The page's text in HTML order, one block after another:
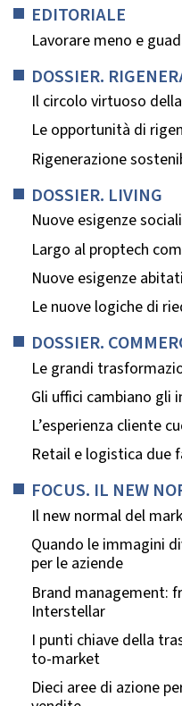
EDITORIALE
Lavorare meno e
DOSSIER.
Il circolo virtuoso
Le opportunità di
Rigenerazione
DOSSIER. LIVING
Nuove esigenze
Largo al proptech
Nuove esigenze
Le nuove logiche di
DOSSIER.
Le grandi
Gli uffici cambiano gli
L’esperienza cliente
Retail e logistica due
FOCUS. IL NEW
Il new normal del
Quando le immagini
per le aziende
Brand management:
Interstellar
I punti chiave della
to-market
Dieci aree di azione